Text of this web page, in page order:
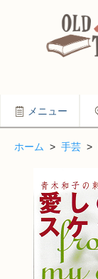
メニュー
ホーム > 手芸 >